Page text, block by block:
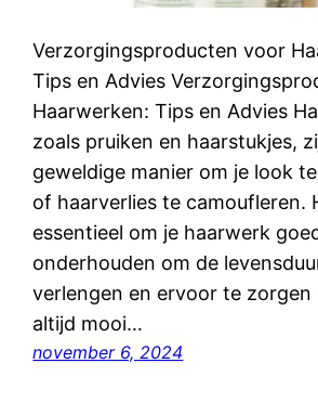
Verzorgingsproducten voor
Tips en Advies
Haarwerken: Tips en Advies
zoals pruiken en haarstukjes,
geweldige manier om je look
of haarverlies te camoufleren.
essentieel om je haarwerk
onderhouden om de
verlengen en ervoor te
altijd mooi…
november 6, 2024